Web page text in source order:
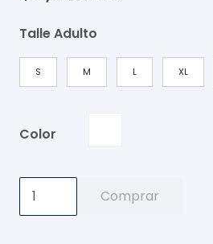
Talle Adulto
S M L XL
Color
Camiseta
Comprar